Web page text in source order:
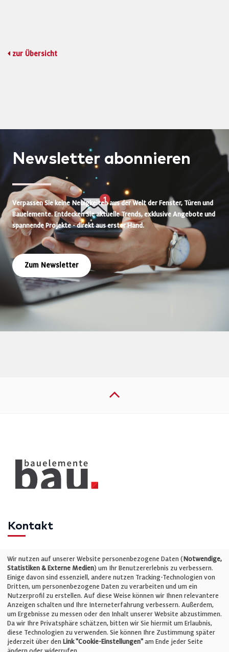
zur Übersicht
Newsletter abonnieren
Verpassen Sie keine Neuigkeiten aus der Welt der Fenster, Türen und
Bauelemente. Entdecken Sie aktuelle Trends, exklusive Angebote und
spannende Projekte - direkt aus erster Hand.
Zum Newsletter
Kontakt
Telefon: +49 (0)711 2585563-0
E-Mail:info@bauelemente-bau.eu
Unternehmen
Impressum
Wir nutzen auf unserer Website personenbezogene Daten (Notwendige,
Statistiken & Externe Medien) um Ihr Benutzererlebnis zu verbessern.
Einige davon sind essenziell, andere nutzen Tracking-Technologien von
Dritten, um personenbezogene Daten zu verarbeiten und um ein
Nutzerprofil zu erstellen. Auf diese Weise können wir Ihnen relevantere
Anzeigen schalten und Ihre Interneterfahrung verbessern. Außerdem,
um Ergebnisse zu messen oder den Inhalt unserer Website abzustimmen.
Da wir Ihre Privatsphäre schätzen, bitten wir Sie hiermit um Erlaubnis,
diese Technologien zu verwenden. Sie können Ihre Zustimmung später
jederzeit über den Link "Cookie-Einstellungen" am Ende jeder Seite